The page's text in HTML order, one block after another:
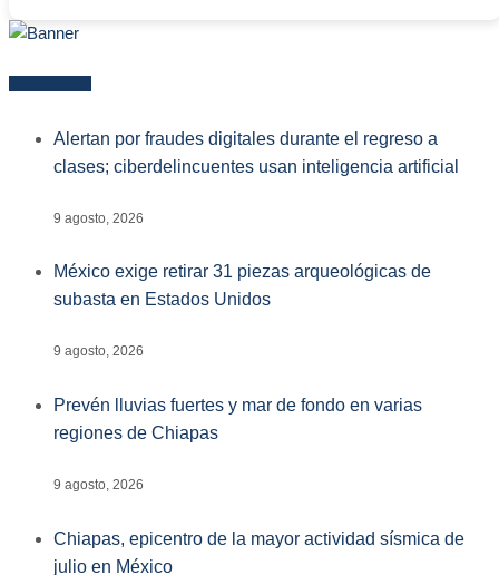
Alertan por fraudes digitales durante el regreso a
clases; ciberdelincuentes usan inteligencia artificial
9 agosto, 2026
México exige retirar 31 piezas arqueológicas de
subasta en Estados Unidos
9 agosto, 2026
Prevén lluvias fuertes y mar de fondo en varias
regiones de Chiapas
9 agosto, 2026
Chiapas, epicentro de la mayor actividad sísmica de
julio en México